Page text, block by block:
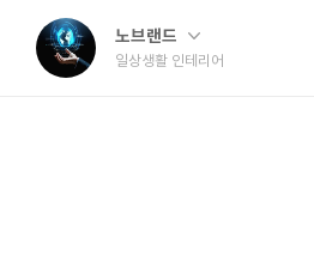
노브랜드
일상생활 인테리어